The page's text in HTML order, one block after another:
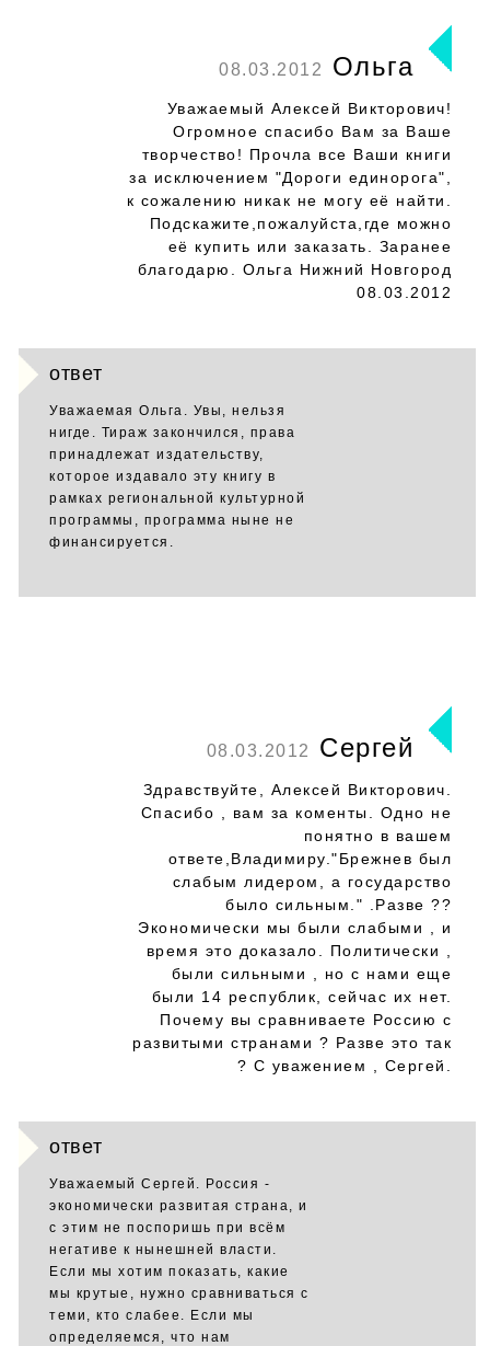
08.03.2012 Ольга
Уважаемый Алексей Викторович!
Огромное спасибо Вам за Ваше
творчество! Прочла все Ваши книги
за исключением "Дороги единорога",
к сожалению никак не могу её найти.
Подскажите,пожалуйста,где можно
её купить или заказать. Заранее
благодарю. Ольга Нижний Новгород
08.03.2012
ответ
Уважаемая Ольга. Увы, нельзя
нигде. Тираж закончился, права
принадлежат издательству,
которое издавало эту книгу в
рамках региональной культурной
программы, программа ныне не
финансируется.
08.03.2012 Сергей
Здравствуйте, Алексей Викторович.
Спасибо , вам за коменты. Одно не
понятно в вашем
ответе,Владимиру."Брежнев был
слабым лидером, а государство
было сильным." .Разве ??
Экономически мы были слабыми , и
время это доказало. Политически ,
были сильными , но с нами еще
были 14 республик, сейчас их нет.
Почему вы сравниваете Россию с
развитыми странами ? Разве это так
? С уважением , Сергей.
ответ
Уважаемый Сергей. Россия -
экономически развитая страна, и
с этим не поспоришь при всём
негативе к нынешней власти.
Если мы хотим показать, какие
мы крутые, нужно сравниваться с
теми, кто слабее. Если мы
определяемся, что нам